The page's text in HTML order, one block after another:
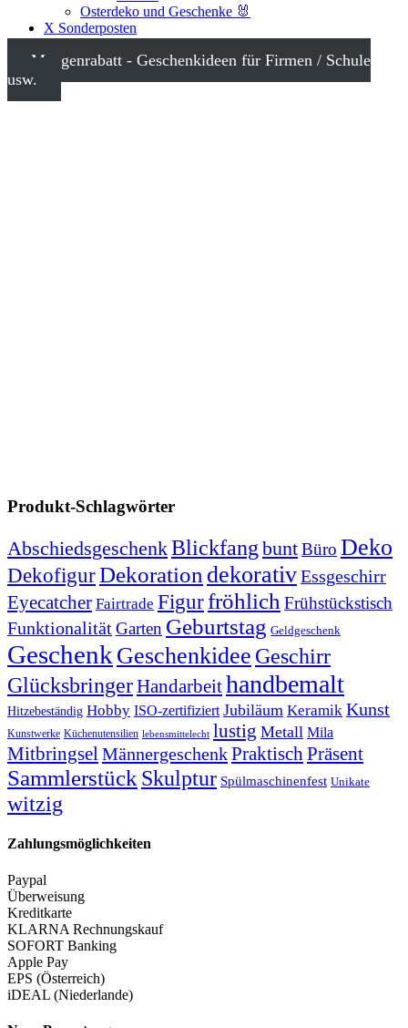
Osterdeko und Geschenke 🐰
X Sonderposten
Mengenrabatt - Geschenkideen für Firmen / Schule
usw.
Produkt-Schlagwörter
AbschiedsgeschenkBlickfang buntBüro Deko
DekofigurDekoration dekorativEssgeschirr
Eyecatcher Fairtrade Figurfröhlich Frühstückstisch
FunktionalitätGarten Geburtstag Geldgeschenk
Geschenk Geschenkidee Geschirr
GlücksbringerHandarbeithandbemalt
Hitzebeständig Hobby ISO-zertifiziert Jubiläum Keramik Kunst
Kunstwerke Küchenutensilien lebensmittelecht lustig Metall Mila
MitbringselMännergeschenkPraktischPräsent
Sammlerstück Skulptur Spülmaschinenfest Unikate
witzig
Zahlungsmöglichkeiten
Paypal
Überweisung
Kreditkarte
KLARNA Rechnungskauf
SOFORT Banking
Apple Pay
EPS (Österreich)
iDEAL (Niederlande)